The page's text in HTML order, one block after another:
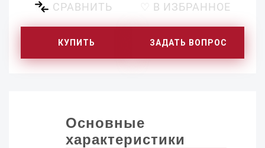
СРАВНИТЬ ♡ В ИЗБРАННОЕ
КУПИТЬ ЗАДАТЬ ВОПРОС
Основные
характеристики